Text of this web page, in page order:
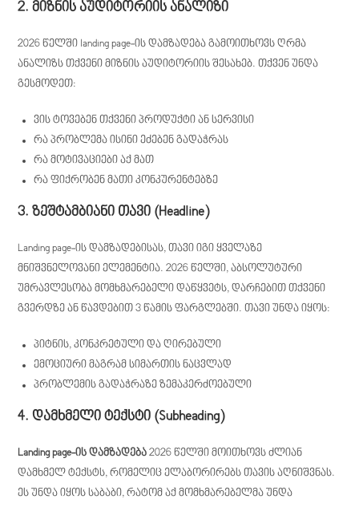
2. მიზნის აუდიტორიის ანალიზი
2026 წელში landing page-ის დამზადება გამოითხოვს ღრმა
ანალიზს თქვენი მიზნის აუდიტორიის შესახებ. თქვენ უნდა
გესმოდეთ:
ვის ტოვებენ თქვენი პროდუქტი ან სერვისი
რა პრობლემა ისინი ეძებენ გადაჭრას
რა მოტივაციები აქ მათ
რა ფიქრობენ მათი კონკურენტებზე
3. ზეშტამბიანი თავი (Headline)
Landing page-ის დამზადებისას, თავი იგი ყველაზე
მნიშვნელოვანი ელემენტია. 2026 წელში, აბსოლუტური
უმრავლესობა მომხმარებელი დაწყვეტს, დარჩებით თქვენი
გვერდზე ან წავდებით 3 წამის ფარგლებში. თავი უნდა იყოს:
პიტნის, კონკრეტული და ღირებული
ემოციური მაგრამ სიმართის ნაცვლად
პრობლემის გადაჭრაზე ზემაკერძოებული
4. დამხმელი ტექსტი (Subheading)
Landing page-ის დამზადება 2026 წელში მოითხოვს ძლიან
დამხმელ ტექსტს, რომელიც ელაბორირებს თავის აღნიშვნას.
ეს უნდა იყოს საბაბი, რატომ აქ მომხმარებელმა უნდა